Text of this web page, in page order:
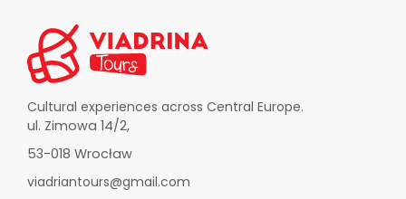
Cultural experiences across Central Europe.
ul. Zimowa 14/2,
53-018 Wrocław
viadriantours@gmail.com